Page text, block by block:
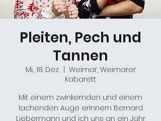
Pleiten, Pech und
Tannen
Mi., 18. Dez.
  |
Weimar, Weimarer
Kabarett
Mit einem zwinkernden und einem
lachenden Auge erinnern Bernard
Liebermann und ich uns an ein Jahr